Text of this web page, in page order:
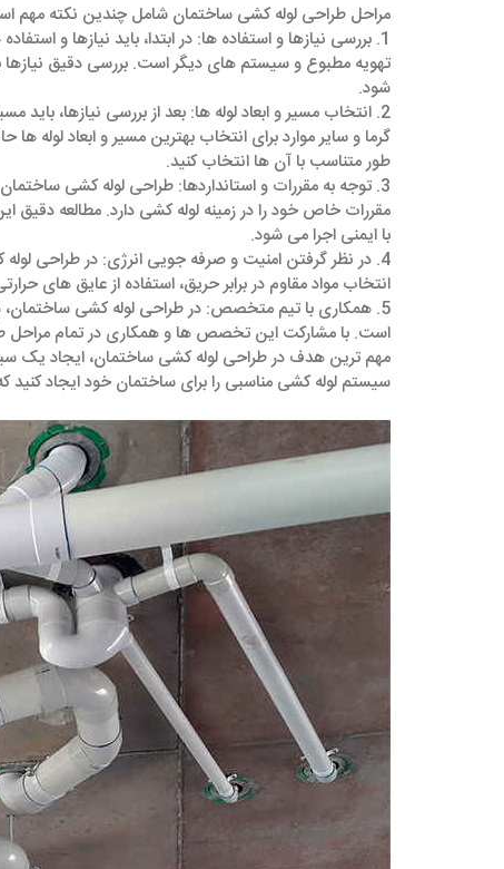
مراحل طراحی لوله ‌کشی ساختمان شامل چندین نکته مهم
1. بررسی نیازها و استفاده ‌ها: در ابتدا، باید نیازها و
تهویه مطبوع و سیستم ‌های دیگر است. بررسی دقیق
شود.
2. انتخاب مسیر و ابعاد لوله ‌ها: بعد از بررسی نیازها،
گرما و سایر موارد برای انتخاب بهترین مسیر و ابعاد لوله
طور متناسب با آن ‌ها انتخاب کنید.
3. توجه به مقررات و استانداردها: طراحی لوله‌ کشی
مقررات خاص خود را در زمینه لوله ‌کشی دارد. مطالعه
با ایمنی اجرا می ‌شود.
4. در نظر گرفتن امنیت و صرفه ‌جویی انرژی: در طراحی
انتخاب مواد مقاوم در برابر حریق، استفاده از عایق‌ های
5. همکاری با تیم متخصص: در طراحی لوله ‌کشی
است. با مشارکت این تخصص‌ ها و همکاری در تمام مراحل
مهم ترین هدف در طراحی لوله‌ کشی ساختمان، ایجاد یک
سیستم لوله‌ کشی مناسبی را برای ساختمان خود ایجاد